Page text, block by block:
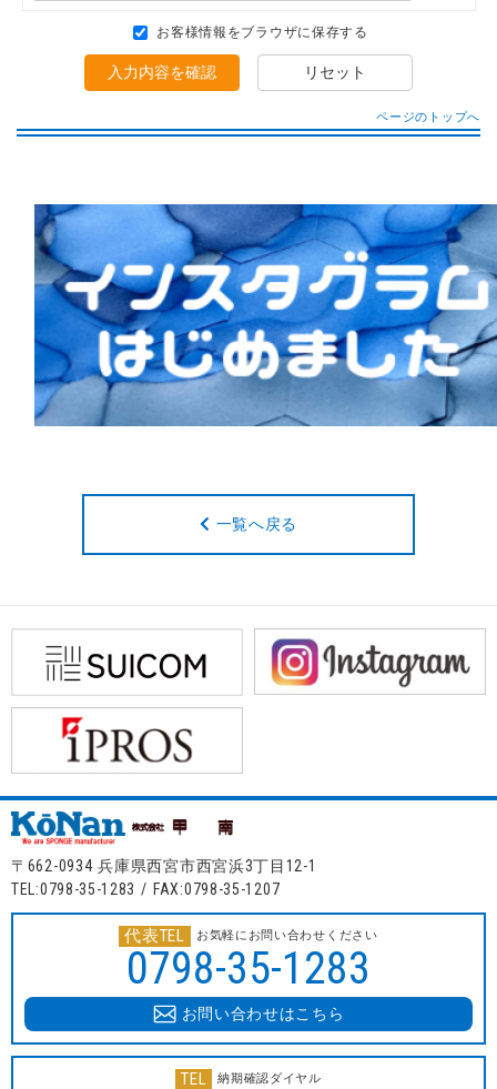
お客様情報をブラウザに保存する
入力内容を確認 リセット
ページのトップへ
一覧へ戻る
〒662-0934 兵庫県西宮市西宮浜3丁目12-1
TEL:0798-35-1283 / FAX:0798-35-1207
代表TEL お気軽にお問い合わせください
0798-35-1283
お問い合わせはこちら
TEL 納期確認ダイヤル